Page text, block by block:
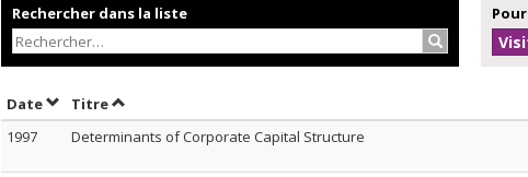
Rechercher dans la liste
Rechercher…
DateTrier par date en ordre décroissant
TitreTrier par titre en ordre décroissant
1997
Determinants of Corporate Capital Structure